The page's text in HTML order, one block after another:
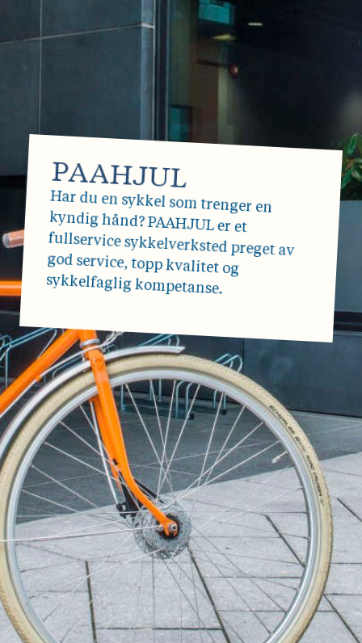
PAAHJUL
Har du en sykkel som trenger en
kyndig hånd? PAAHJUL er et
fullservice sykkelverksted preget av
god service, topp kvalitet og
sykkelfaglig kompetanse.